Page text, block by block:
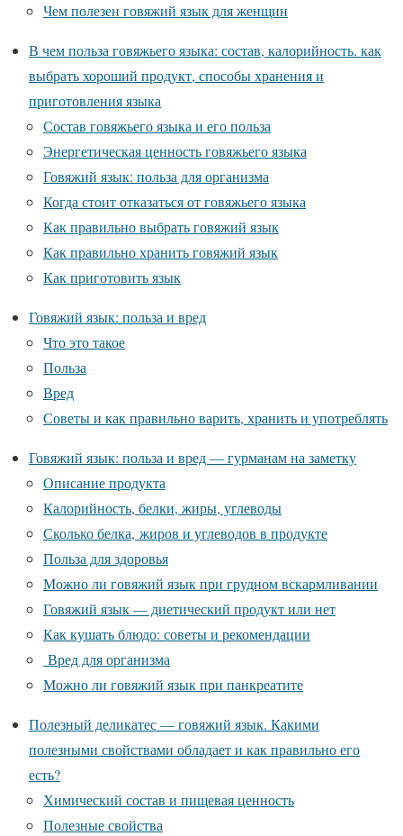
Чем полезен говяжий язык для женщин
В чем польза говяжьего языка: состав, калорийность. как
выбрать хороший продукт, способы хранения и
приготовления языка
Состав говяжьего языка и его польза
Энергетическая ценность говяжьего языка
Говяжий язык: польза для организма
Когда стоит отказаться от говяжьего языка
Как правильно выбрать говяжий язык
Как правильно хранить говяжий язык
Как приготовить язык
Говяжий язык: польза и вред
Что это такое
Польза
Вред
Советы и как правильно варить, хранить и употреблять
Говяжий язык: польза и вред — гурманам на заметку
Описание продукта
Калорийность, белки, жиры, углеводы
Сколько белка, жиров и углеводов в продукте
Польза для здоровья
Можно ли говяжий язык при грудном вскармливании
Говяжий язык — диетический продукт или нет
Как кушать блюдо: советы и рекомендации
Вред для организма
Можно ли говяжий язык при панкреатите
Полезный деликатес — говяжий язык. Какими
полезными свойствами обладает и как правильно его
есть?
Химический состав и пищевая ценность
Полезные свойства